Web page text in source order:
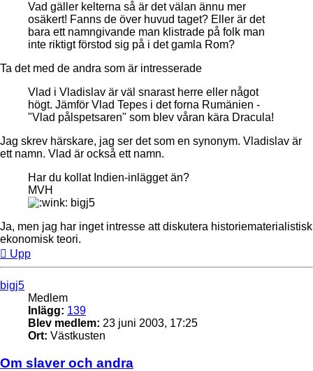
Vad gäller kelterna så är det välan ännu mer
osäkert! Fanns de över huvud taget? Eller är det
bara ett namngivande man klistrade på folk man
inte riktigt förstod sig på i det gamla Rom?
Ta det med de andra som är intresserade
Vlad i Vladislav är väl snarast herre eller något
högt. Jämför Vlad Tepes i det forna Rumänien -
"Vlad pålspetsaren" som blev våran kära Dracula!
Jag skrev härskare, jag ser det som en synonym. Vladislav är
ett namn. Vlad är också ett namn.
Har du kollat Indien-inlägget än?
MVH
bigj5
Ja, men jag har inget intresse att diskutera historiematerialistisk
ekonomisk teori.
Upp
bigj5
Medlem
Inlägg: 139
Blev medlem: 23 juni 2003, 17:25
Ort: Västkusten
Om slaver och andra